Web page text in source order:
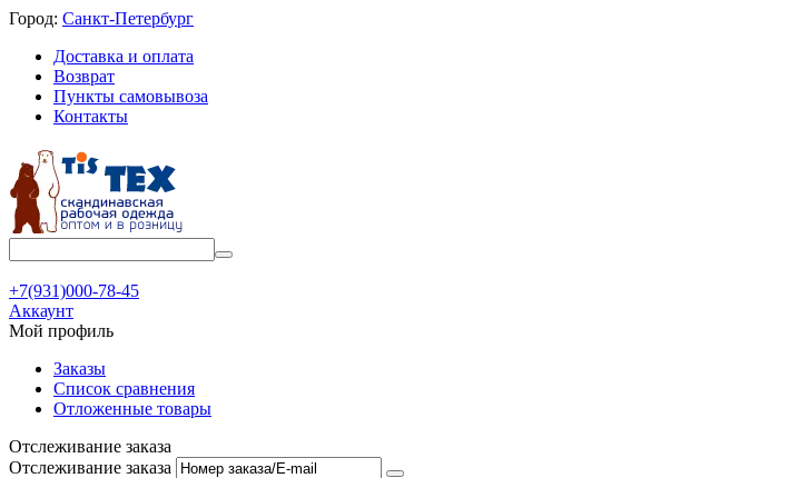
Город: Санкт-Петербург
Доставка и оплата
Возврат
Пункты самовывоза
Контакты
+7(931)000-78-45
Аккаунт
Мой профиль
Заказы
Список сравнения
Отложенные товары
Отслеживание заказа
Отслеживание заказа